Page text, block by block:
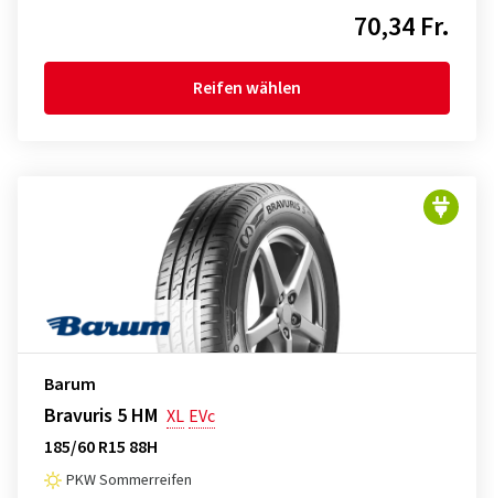
70,34 Fr.
Reifen wählen
Barum
Bravuris 5 HM XL EVc
185/60 R15 88H
PKW Sommerreifen